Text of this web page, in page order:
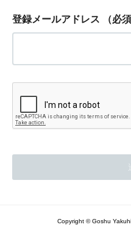
登録メールアドレス （必須
Copyright © Goshu